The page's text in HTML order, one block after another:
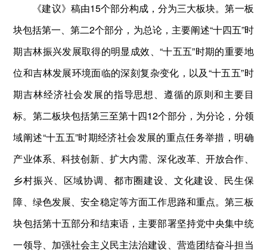
《建议》稿由15个部分构成，分为三大板块。第一板
块包括第一、第二2个部分，为总论，主要阐述“十四五”时
期吉林振兴发展取得的明显成效、“十五五”时期的重要地
位和吉林发展环境面临的深刻复杂变化，以及“十五五”时
期吉林经济社会发展的指导思想、遵循的原则和主要目
标。第二板块包括第三至第十四12个部分，为分论，分领
域阐述“十五五”时期经济社会发展的重点任务举措，明确
产业体系、科技创新、扩大内需、深化改革、开放合作、
乡村振兴、区域协调、都市圈建设、文化建设、民生保
障、绿色发展、安全稳定等方面工作思路和重点。第三板
块包括第十五部分和结束语，主要部署坚持党中央集中统
一领导、加强社会主义民主法治建设、营造团结奋斗担当